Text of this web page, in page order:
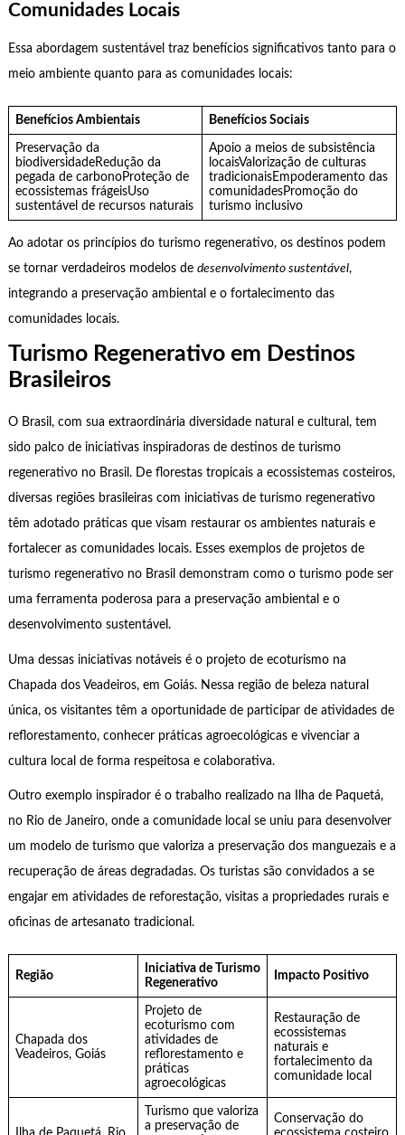
Comunidades Locais
Essa abordagem sustentável traz benefícios significativos tanto para o
meio ambiente quanto para as comunidades locais:
Benefícios Ambientais Benefícios Sociais
Preservação da
biodiversidadeRedução da
pegada de carbonoProteção de
ecossistemas frágeisUso
sustentável de recursos naturais
Apoio a meios de subsistência
locaisValorização de culturas
tradicionaisEmpoderamento das
comunidadesPromoção do
turismo inclusivo
Ao adotar os princípios do turismo regenerativo, os destinos podem
se tornar verdadeiros modelos de desenvolvimento sustentável,
integrando a preservação ambiental e o fortalecimento das
comunidades locais.
Turismo Regenerativo em Destinos
Brasileiros
O Brasil, com sua extraordinária diversidade natural e cultural, tem
sido palco de iniciativas inspiradoras de destinos de turismo
regenerativo no Brasil. De florestas tropicais a ecossistemas costeiros,
diversas regiões brasileiras com iniciativas de turismo regenerativo
têm adotado práticas que visam restaurar os ambientes naturais e
fortalecer as comunidades locais. Esses exemplos de projetos de
turismo regenerativo no Brasil demonstram como o turismo pode ser
uma ferramenta poderosa para a preservação ambiental e o
desenvolvimento sustentável.
Uma dessas iniciativas notáveis é o projeto de ecoturismo na
Chapada dos Veadeiros, em Goiás. Nessa região de beleza natural
única, os visitantes têm a oportunidade de participar de atividades de
reflorestamento, conhecer práticas agroecológicas e vivenciar a
cultura local de forma respeitosa e colaborativa.
Outro exemplo inspirador é o trabalho realizado na Ilha de Paquetá,
no Rio de Janeiro, onde a comunidade local se uniu para desenvolver
um modelo de turismo que valoriza a preservação dos manguezais e a
recuperação de áreas degradadas. Os turistas são convidados a se
engajar em atividades de reforestação, visitas a propriedades rurais e
oficinas de artesanato tradicional.
Região
Iniciativa de Turismo
Regenerativo
Impacto Positivo
Chapada dos
Veadeiros, Goiás
Projeto de
ecoturismo com
atividades de
reflorestamento e
práticas
agroecológicas
Restauração de
ecossistemas
naturais e
fortalecimento da
comunidade local
Turismo que valoriza
a preservação de
Conservação do